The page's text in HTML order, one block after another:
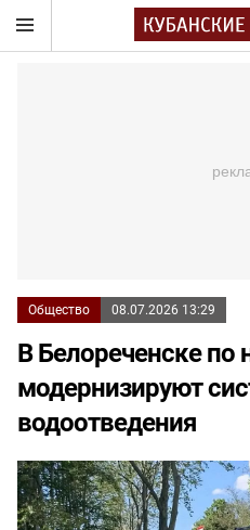
Общество 08.07.2026 13:29
В Белореченске по
модернизируют
водоотведения